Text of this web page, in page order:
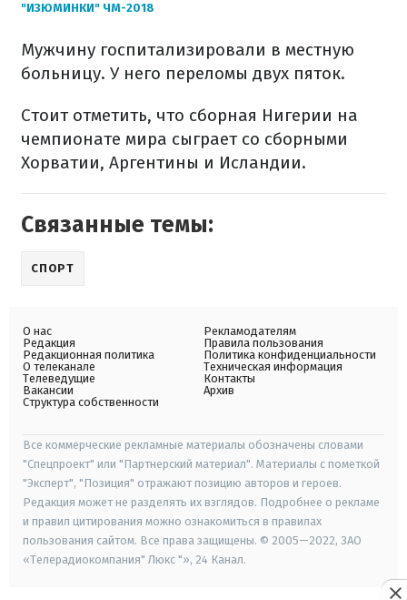
"ИЗЮМИНКИ" ЧМ-2018
Мужчину госпитализировали в местную
больницу. У него переломы двух пяток.
Стоит отметить, что сборная Нигерии на
чемпионате мира сыграет со сборными
Хорватии, Аргентины и Исландии.
Связанные темы:
СПОРТ
О нас
Редакция
Редакционная политика
О телеканале
Телеведущие
Вакансии
Структура собственности
Рекламодателям
Правила пользования
Политика конфиденциальности
Техническая информация
Контакты
Архив
Все коммерческие рекламные материалы обозначены словами
"Спецпроект" или "Партнерский материал". Материалы с пометкой
"Эксперт", "Позиция" отражают позицию авторов и героев.
Редакция может не разделять их взглядов. Подробнее о рекламе
и правил цитирования можно ознакомиться в правилах
пользования сайтом. Все права защищены. © 2005—2022, ЗАО
«Телерадиокомпания" Люкс "», 24 Канал.